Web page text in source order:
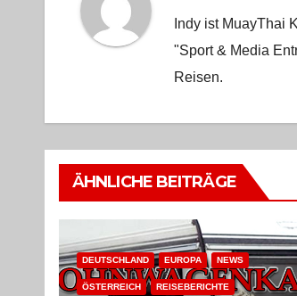
Indy ist MuayThai
"Sport & Media
Reisen.
ÄHNLICHE BEITRÄGE
DEUTSCHLAND EUROPA NEWS
ÖSTERREICH REISEBERICHTE